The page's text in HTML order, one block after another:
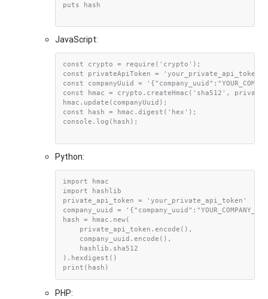
puts hash
JavaScript:
const crypto = require('crypto');
const privateApiToken = 'your_private_api_token';
const companyUuid =
const hmac = crypto.createHmac('sha512',
hmac.update(companyUuid);
const hash = hmac.digest('hex');
console.log(hash);
Python:
import hmac
import hashlib
private_api_token = 'your_private_api_token'
company_uuid =
hash = hmac.new(
    private_api_token.encode(),
    company_uuid.encode(),
    hashlib.sha512
).hexdigest()
PHP: